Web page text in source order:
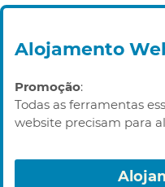
Alojamento
Promoção:
Todas as ferramentas
website precisam para